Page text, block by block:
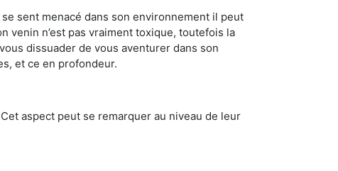
sent menacé dans son environnement il peut
venin n’est pas vraiment toxique, toutefois la
dissuader de vous aventurer dans son
et ce en profondeur.
aspect peut se remarquer au niveau de leur